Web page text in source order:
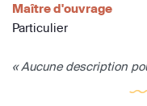
Maître d'ouvrage
Particulier
« Aucune description